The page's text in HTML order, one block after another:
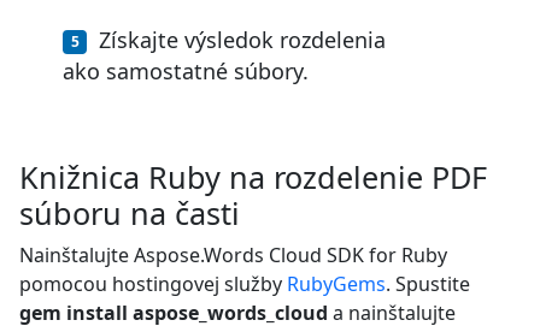
Získajte výsledok rozdelenia
ako samostatné súbory.
Knižnica Ruby na rozdelenie PDF
súboru na časti
Nainštalujte Aspose.Words Cloud SDK for Ruby
pomocou hostingovej služby RubyGems. Spustite
gem install aspose_words_cloud a nainštalujte